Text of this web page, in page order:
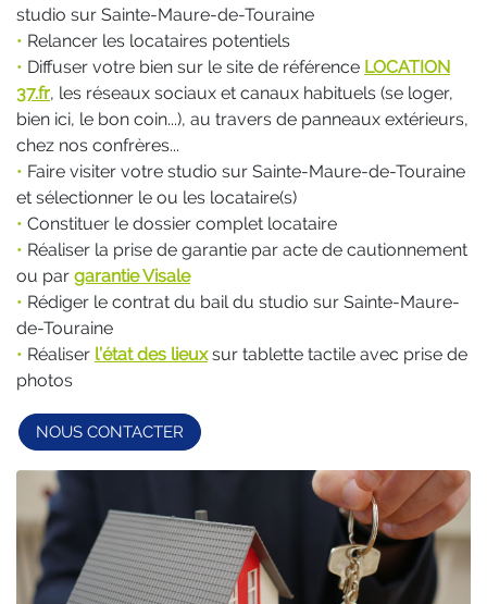
studio sur Sainte-Maure-de-Touraine
• Relancer les locataires potentiels
• Diffuser votre bien sur le site de référence LOCATION
37.fr, les réseaux sociaux et canaux habituels (se loger,
bien ici, le bon coin...), au travers de panneaux extérieurs,
chez nos confrères...
• Faire visiter votre studio sur Sainte-Maure-de-Touraine
et sélectionner le ou les locataire(s)
• Constituer le dossier complet locataire
• Réaliser la prise de garantie par acte de cautionnement
ou par garantie Visale
• Rédiger le contrat du bail du studio sur Sainte-Maure-
de-Touraine
• Réaliser l’état des lieuxsur tablette tactile avec prise de
photos
NOUS CONTACTER